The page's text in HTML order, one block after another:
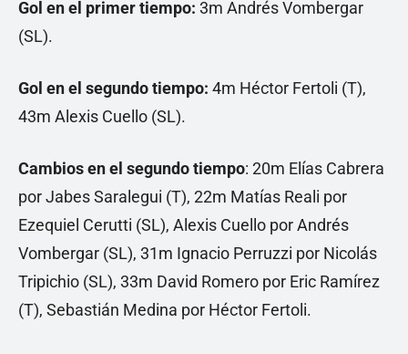
Gol en el primer tiempo: 3m Andrés Vombergar
(SL).
Gol en el segundo tiempo: 4m Héctor Fertoli (T),
43m Alexis Cuello (SL).
Cambios en el segundo tiempo: 20m Elías Cabrera
por Jabes Saralegui (T), 22m Matías Reali por
Ezequiel Cerutti (SL), Alexis Cuello por Andrés
Vombergar (SL), 31m Ignacio Perruzzi por Nicolás
Tripichio (SL), 33m David Romero por Eric Ramírez
(T), Sebastián Medina por Héctor Fertoli.